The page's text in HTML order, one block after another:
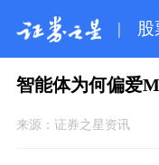
| 股
智能体为何偏爱
来源： 证券之星资讯